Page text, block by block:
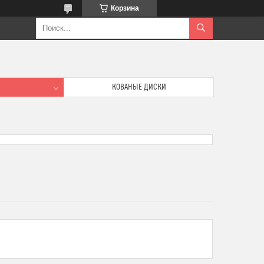
Корзина
КОВАНЫЕ ДИСКИ